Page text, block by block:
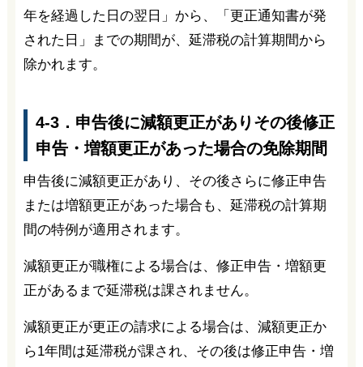
年を経過した日の翌日」から、「更正通知書が発
された日」までの期間が、延滞税の計算期間から
除かれます。
4-3．申告後に減額更正がありその後修正
申告・増額更正があった場合の免除期間
申告後に減額更正があり、その後さらに修正申告
または増額更正があった場合も、延滞税の計算期
間の特例が適用されます。
減額更正が職権による場合は、修正申告・増額更
正があるまで延滞税は課されません。
減額更正が更正の請求による場合は、減額更正か
ら1年間は延滞税が課され、その後は修正申告・増